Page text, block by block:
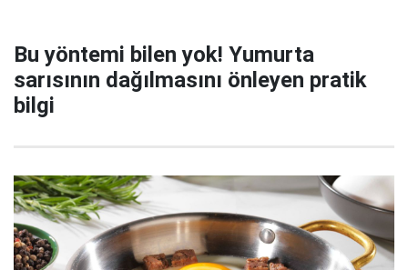
Bu yöntemi bilen yok! Yumurta
sarısının dağılmasını önleyen pratik
bilgi